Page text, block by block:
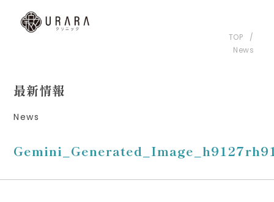
TOP
News
最新情報
News